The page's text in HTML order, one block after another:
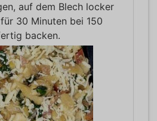
auf dem Blech locker
30 Minuten bei 150
backen.